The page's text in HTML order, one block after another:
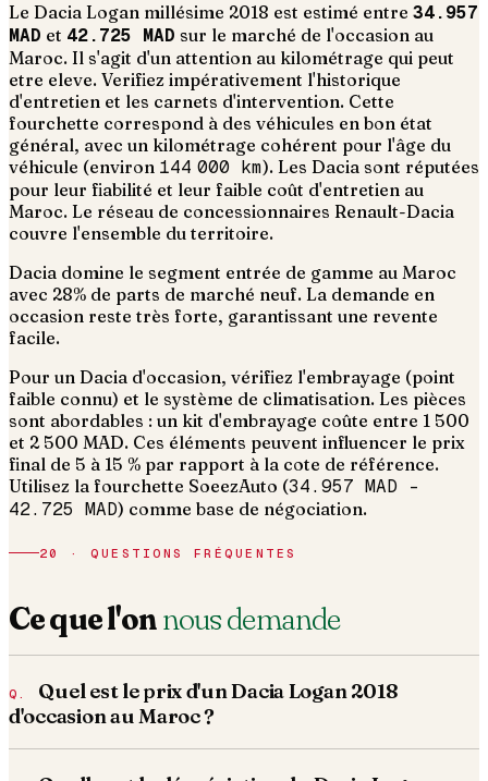
Le Dacia Logan millésime 2018 est estimé entre 34.957
MAD et 42.725 MAD sur le marché de l'occasion au
Maroc. Il s'agit d'un attention au kilométrage qui peut
etre eleve. Verifiez impérativement l'historique
d'entretien et les carnets d'intervention. Cette
fourchette correspond à des véhicules en bon état
général, avec un kilométrage cohérent pour l'âge du
véhicule (environ 144 000 km). Les Dacia sont réputées
pour leur fiabilité et leur faible coût d'entretien au
Maroc. Le réseau de concessionnaires Renault-Dacia
couvre l'ensemble du territoire.
Dacia domine le segment entrée de gamme au Maroc
avec 28% de parts de marché neuf. La demande en
occasion reste très forte, garantissant une revente
facile.
Pour un Dacia d'occasion, vérifiez l'embrayage (point
faible connu) et le système de climatisation. Les pièces
sont abordables : un kit d'embrayage coûte entre 1 500
et 2 500 MAD. Ces éléments peuvent influencer le prix
final de 5 à 15 % par rapport à la cote de référence.
Utilisez la fourchette SoeezAuto (34.957 MAD –
42.725 MAD) comme base de négociation.
20 · QUESTIONS FRÉQUENTES
Ce que l'onnous demande
Quel est le prix d'un Dacia Logan 2018
d'occasion au Maroc ?